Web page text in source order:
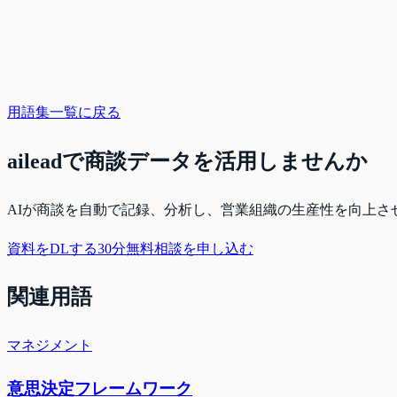
用語集一覧に戻る
aileadで商談データを活用しませんか
AIが商談を自動で記録、分析し、営業組織の生産性を向上さ
資料をDLする30分無料相談を申し込む
関連用語
マネジメント
意思決定フレームワーク